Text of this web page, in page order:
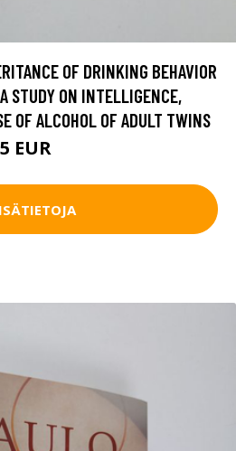
OF DRINKING BEHAVIOR
STUDY ON INTELLIGENCE,
OF ALCOHOL OF ADULT TWINS
EUR